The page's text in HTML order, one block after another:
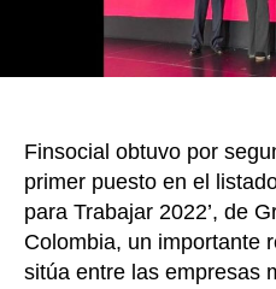
Finsocial obtuvo por
primer puesto en el
para Trabajar 2022’, de
Colombia, un importante
sitúa entre las empresas